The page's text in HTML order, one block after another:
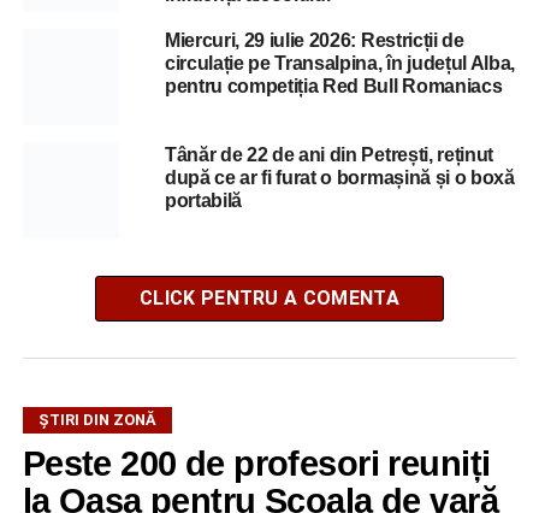
Miercuri, 29 iulie 2026: Restricții de
circulație pe Transalpina, în județul Alba,
pentru competiția Red Bull Romaniacs
Tânăr de 22 de ani din Petrești, reținut
după ce ar fi furat o bormașină și o boxă
portabilă
CLICK PENTRU A COMENTA
ȘTIRI DIN ZONĂ
Peste 200 de profesori reuniți
la Oașa pentru Școala de vară